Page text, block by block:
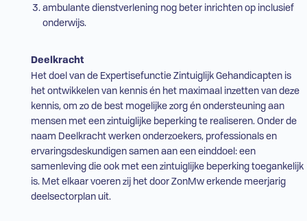
ambulante dienstverlening nog beter inrichten op inclusief
onderwijs.
Deelkracht
Het doel van de Expertisefunctie Zintuiglijk Gehandicapten is
het ontwikkelen van kennis én het maximaal inzetten van deze
kennis, om zo de best mogelijke zorg én ondersteuning aan
mensen met een zintuiglijke beperking te realiseren. Onder de
naam Deelkracht werken onderzoekers, professionals en
ervaringsdeskundigen samen aan een einddoel: een
samenleving die ook met een zintuiglijke beperking toegankelijk
is. Met elkaar voeren zij het door ZonMw erkende meerjarig
deelsectorplan uit.